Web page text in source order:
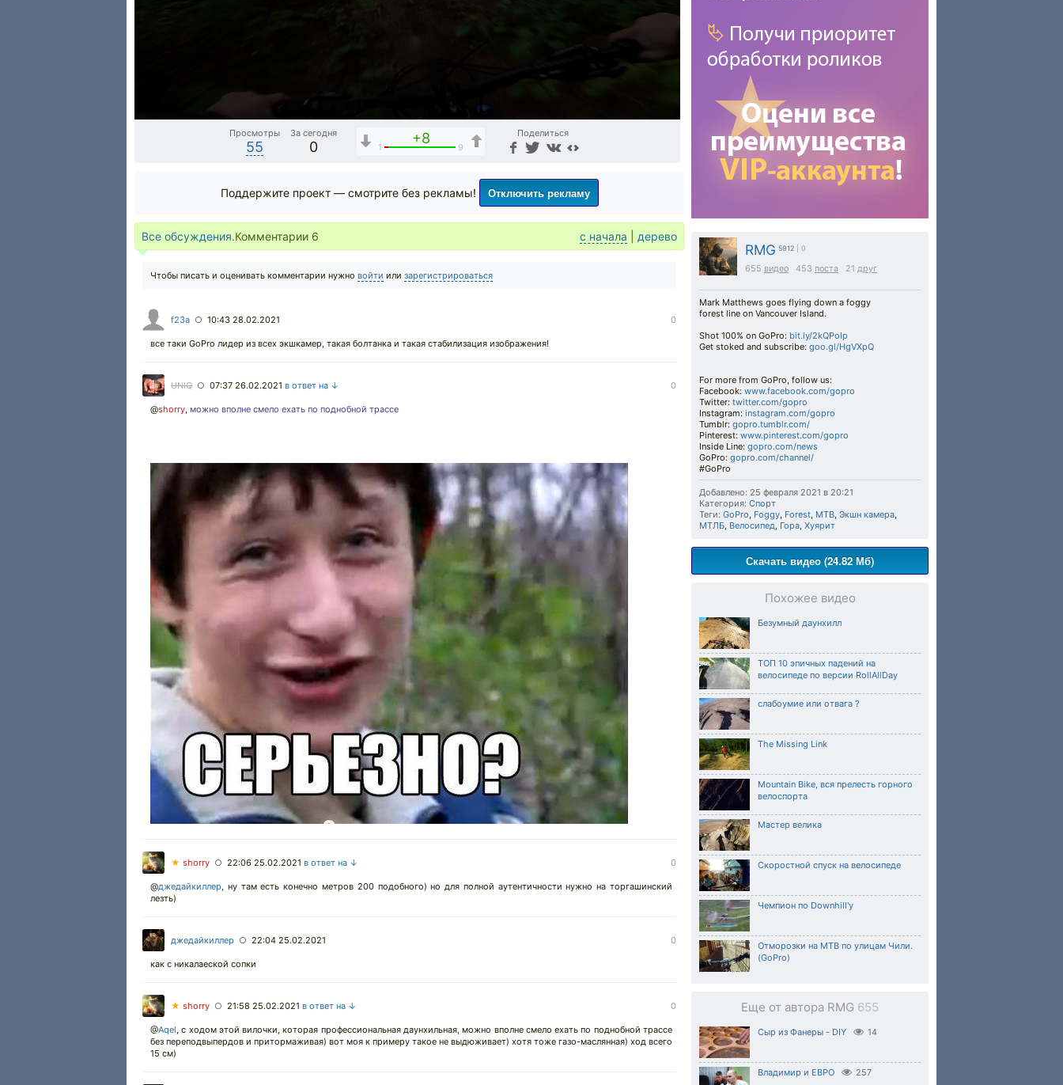
Просмотры
55
За сегодня
0
+8
1 9
Поделиться
RMG 5912 | 0
655 видео 453 поста 21 друг
Mark Matthews goes flying down a foggy
forest line on Vancouver Island.
Shot 100% on GoPro: bit.ly/2kQPoIp​
Get stoked and subscribe: goo.gl/HgVXpQ​
For more from GoPro, follow us:
Facebook: www.facebook.com/gopro​
Twitter: twitter.com/gopro​
Instagram: instagram.com/gopro​
Tumblr: gopro.tumblr.com/​
Pinterest: www.pinterest.com/gopro​
Inside Line: gopro.com/news​
GoPro: gopro.com/channel/​
#GoPro​
Добавлено: 25 февраля 2021 в 20:21
Категория: Спорт
Теги: GoPro, Foggy, Forest, MTB, Экшн камера,
МТЛБ, Велосипед, Гора, Хуярит
Скачать видео (24.82 Мб)
Похожее видео
Безумный даунхилл
ТОП 10 эпичных падений на
велосипеде по версии RollAllDay
слабоумие или отвага ?
The Missing Link
Mountain Bike, вся прелесть горного
велоспорта
Мастер велика
Скоростной спуск на велосипеде
Чемпион по Downhill'у
Отморозки на МТВ по улицам Чили.
(GoPro)
Еще от автора RMG 655
Сыр из Фанеры - DIY 14
Владимир и ЕВРО 257
Поддержите проект — смотрите без рекламы! Отключить рекламу
Все обсуждения.Комментарии 6 с начала дерево
Чтобы писать и оценивать комментарии нужно войти или зарегистрироваться
f23a ○ 10:43 28.02.2021 0
все таки GoPro лидер из всех экшкамер, такая болтанка и такая стабилизация изображения!
UNIQ ○ 07:37 26.02.2021 в ответ на ↓ 0
@shorry, можно вполне смело ехать по поднобной трассе
★ shorry ○ 22:06 25.02.2021 в ответ на ↓ 0
@джедайкиллер, ну там есть конечно метров 200 подобного) но для полной аутентичности нужно на торгашинский
лезть)
джедайкиллер ○ 22:04 25.02.2021 0
как с никалаеской сопки
★ shorry ○ 21:58 25.02.2021 в ответ на ↓ 0
@Aqel, с ходом этой вилочки, которая профессиональная даунхильная, можно вполне смело ехать по поднобной трассе
без переподвыпердов и притормаживая) вот моя к примеру такое не выдюживает) хотя тоже газо-маслянная) ход всего
15 см)